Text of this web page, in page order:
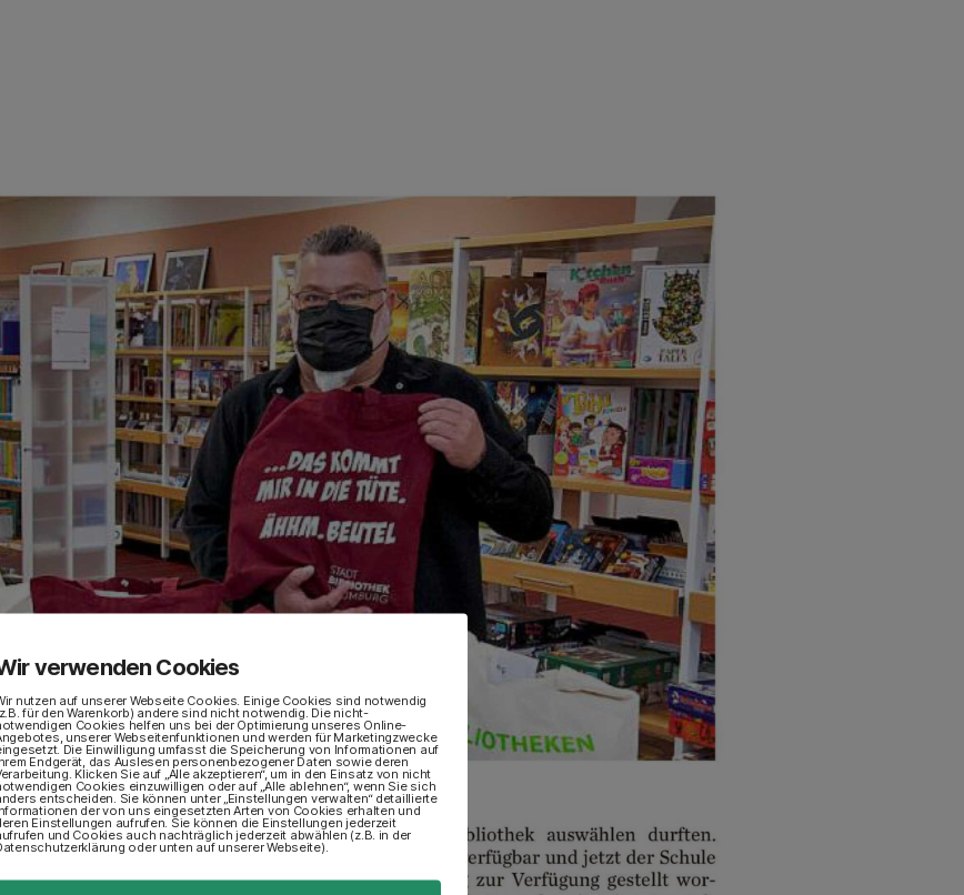
verwenden Cookies
nutzen auf unserer Webseite Cookies. Einige Cookies sind notwendig
für den Warenkorb) andere sind nicht notwendig. Die nicht-
Cookies helfen uns bei der Optimierung unseres Online-
unserer Webseitenfunktionen und werden für Marketingzwecke
Die Einwilligung umfasst die Speicherung von Informationen auf
Endgerät, das Auslesen personenbezogener Daten sowie deren
Klicken Sie auf „Alle akzeptieren“, um in den Einsatz von nicht
Cookies einzuwilligen oder auf „Alle ablehnen“, wenn Sie sich
entscheiden. Sie können unter „Einstellungen verwalten“ detaillierte
der von uns eingesetzten Arten von Cookies erhalten und
Einstellungen aufrufen. Sie können die Einstellungen jederzeit
und Cookies auch nachträglich jederzeit abwählen (z.B. in der
oder unten auf unserer Webseite).